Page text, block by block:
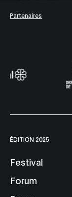
Partenaires
ÉDITION 2025
Festival
Forum